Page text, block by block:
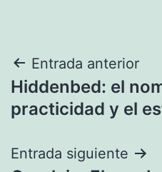
Navegación
de
Entrada anterior
Hiddenbed: el
practicidad y el
Entrada siguiente